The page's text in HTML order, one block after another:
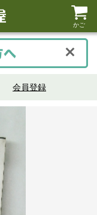
かご
会員登録